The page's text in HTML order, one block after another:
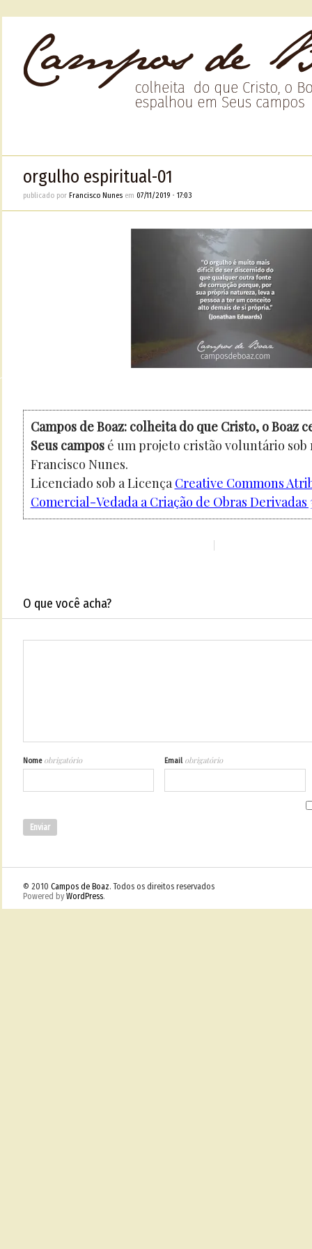
orgulho espiritual-01
publicado por Francisco Nunesem 07/11/2019• 17:03
Campos de Boaz: colheita do que Cristo, o Boaz
Seus camposé um projeto cristão voluntário sob
Francisco Nunes.
Licenciado sob a Licença Creative Commons
Comercial-Vedada a Criação de Obras Derivadas
O que você acha?
Nome obrigatório Email obrigatório
© 2010 Campos de Boaz. Todos os direitos reservados
Powered by WordPress.